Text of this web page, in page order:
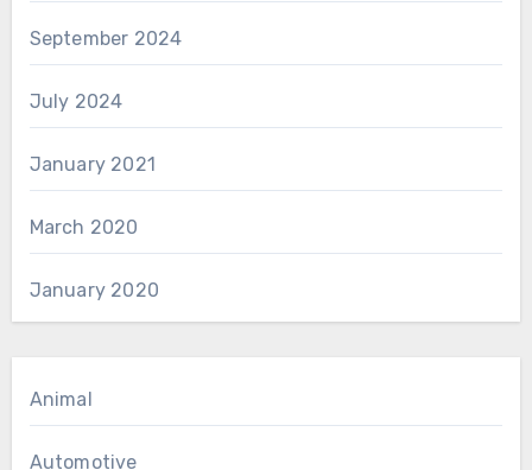
September 2024
July 2024
January 2021
March 2020
January 2020
Animal
Automotive